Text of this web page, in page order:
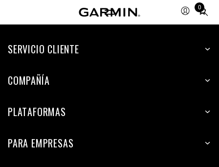
0
Total
items
cart:
SERVICIO CLIENTE
COMPAÑÍA
PLATAFORMAS
PARA EMPRESAS